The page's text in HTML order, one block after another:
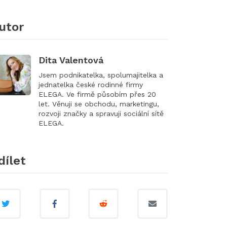
Dita Valentová
Jsem podnikatelka, spolumajitelka a
jednatelka české rodinné firmy
ELEGA. Ve firmě působím přes 20
let. Věnuji se obchodu, marketingu,
rozvoji značky a spravuji sociální sítě
ELEGA.